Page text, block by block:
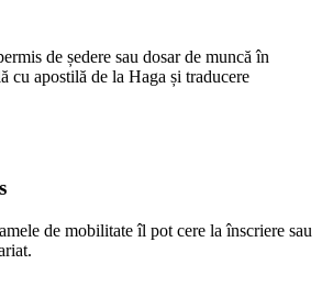
de ședere sau dosar de muncă în
cu apostilă de la Haga și traducere
de mobilitate îl pot cere la înscriere sau